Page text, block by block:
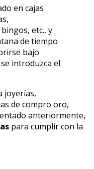
en cajas
etc., y
de tiempo
bajo
introduzca el
joyerías,
de compro oro,
anteriormente,
para cumplir con la